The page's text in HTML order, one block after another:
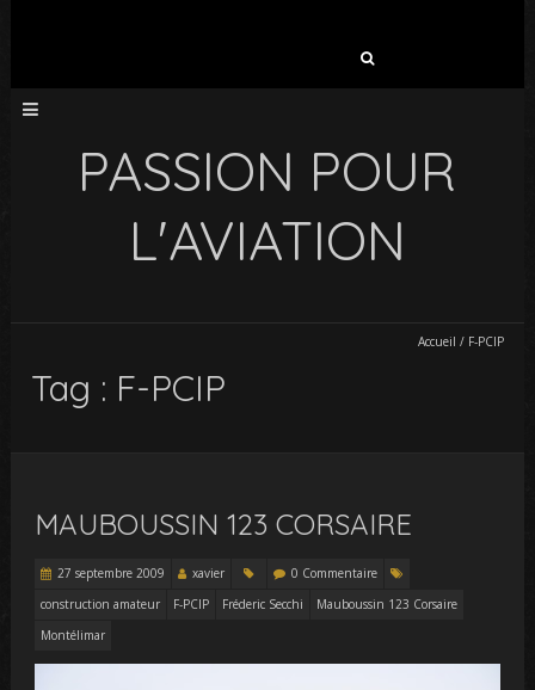
PASSION POUR
L'AVIATION
Accueil / F-PCIP
Tag : F-PCIP
MAUBOUSSIN 123 CORSAIRE
27 septembre 2009 xavier
0 Commentaire
construction amateur
F-PCIP Fréderic Secchi
Mauboussin 123 Corsaire
Montélimar